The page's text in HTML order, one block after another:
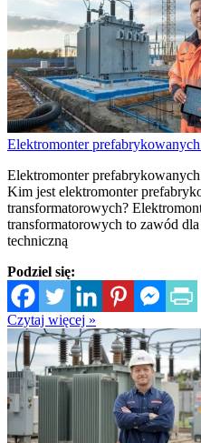
Elektromonter
Elektromonter
Kim jest elektromonter
transformatorowych?
transformatorowych to zawód
techniczną
Podziel się:
Czytaj więcej »